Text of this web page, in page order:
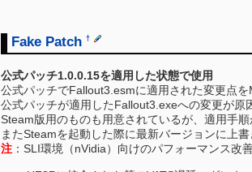
Fake Patch †
公式パッチ1.0.0.15を適用した状態で使用
公式パッチでFallout3.esmに適用された変更点
公式パッチが適用したFallout3.exeへの変更が原
Steam版用のものも用意されているが、適用手
またSteamを起動した際に最新バージョンに上
注：SLI環境（nVidia）向けのパフォーマンス改